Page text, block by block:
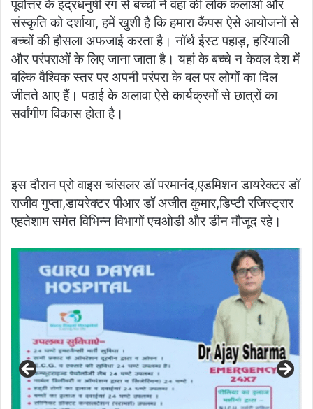
पूर्वोत्तर के इंद्रधनुषी रंग से बच्चों ने वहां की लोक कलाओं और
संस्कृति को दर्शाया, हमें खुशी है कि हमारा कैंपस ऐसे आयोजनों से
बच्चों की हौसला अफजाई करता है। नॉर्थ ईस्ट पहाड़, हरियाली
और परंपराओं के लिए जाना जाता है। यहां के बच्चे न केवल देश में
बल्कि वैश्विक स्तर पर अपनी परंपरा के बल पर लोगों का दिल
जीतते आए हैं। पढाई के अलावा ऐसे कार्यक्रमों से छात्रों का
सर्वांगीण विकास होता है।
इस दौरान प्रो वाइस चांसलर डॉ परमानंद,एडमिशन डायरेक्टर डॉ
राजीव गुप्ता,डायरेक्टर पीआर डॉ अजीत कुमार,डिप्टी रजिस्ट्रार
एहतेशाम समेत विभिन्न विभागों एचओडी और डीन मौजूद रहे।